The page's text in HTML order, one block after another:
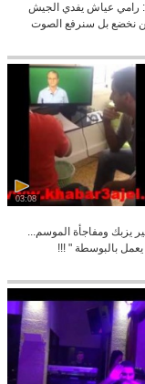
رامي عياش يفدي الجيش
نخضع بل سنرفع الصوت
03:08
يزبك ومفاجأة الموسم...
بالبوسطة " !!!